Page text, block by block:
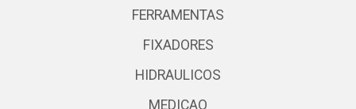
FERRAMENTAS
FIXADORES
HIDRAULICOS
MEDICAO